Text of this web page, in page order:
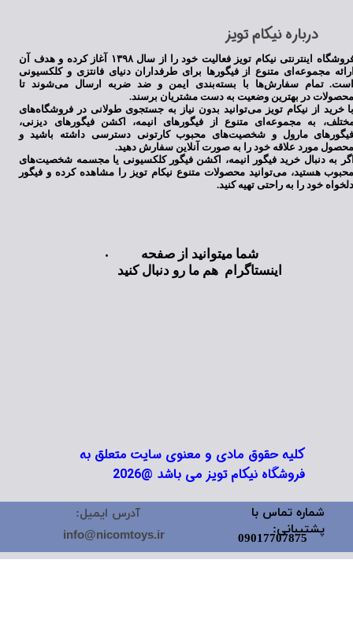
​درباره نیکام تویز
فروشگاه اینترنتی نیکام تویز فعالیت خود را از سال ۱۳۹۸ آغاز کرده و هدف آن
مجموعه‌ای متنوع از فیگورها برای طرفداران دنیای فانتزی و کلکسیونی
تمام سفارش‌ها با بسته‌بندی ایمن و ضد ضربه ارسال می‌شوند تا
در بهترین وضعیت به دست مشتریان برسند.
خرید از نیکام تویز می‌توانید بدون نیاز به جستجوی طولانی در فروشگاه‌های
به مجموعه‌ای متنوع از فیگورهای انیمه، اکشن فیگورهای دیزنی،
مارول و شخصیت‌های محبوب کارتونی دسترسی داشته باشید و
مورد علاقه خود را به صورت آنلاین سفارش دهید.
به دنبال خرید فیگور انیمه، اکشن فیگور کلکسیونی یا مجسمه شخصیت‌های
هستید، می‌توانید محصولات متنوع نیکام تویز را مشاهده کرده و فیگور
خود را به راحتی تهیه کنید.
کلیه حقوق مادی و معنوی سایت متعلق به
فروشگاه نیکام تویز می باشد @2026
شما میتوانید از صفحه
اینستاگرام هم ما رو دنبال کنید
شماره تماس با
پشتیبانی:
09017707875
آدرس ایمیل:
info@nicomtoys.ir